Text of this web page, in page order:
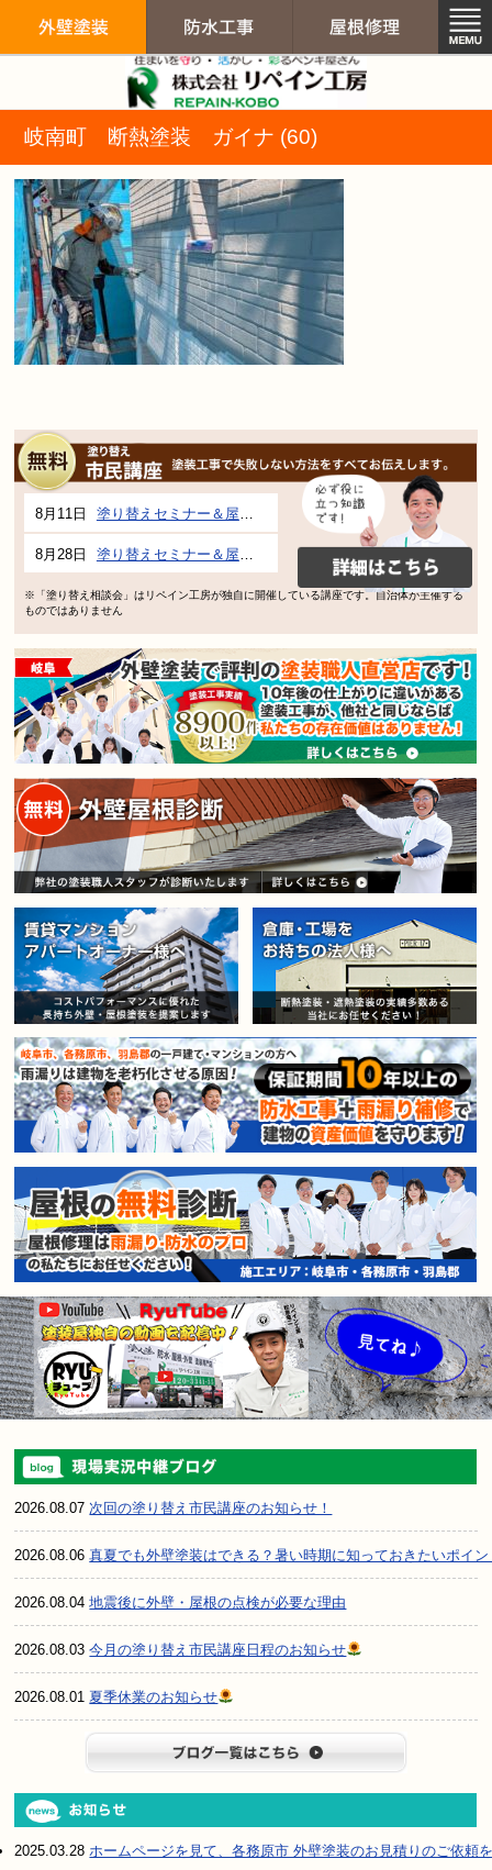
岐南町 断熱塗装 ガイナ (60)
8月11日 塗り替えセミナー＆屋根、外壁の塗り替え市民講座 inぎふメディアコスモス
8月28日 塗り替えセミナー＆屋根、外壁の塗り替え市民講座 inぎふメディアコスモス
※「塗り替え相談会」はリペイン工房が独自に開催している講座です。自治体が主催する
ものではありません
賃貸マンション・アパートオー
2026.08.07次回の塗り替え市民講座のお知らせ！
2026.08.06真夏でも外壁塗装はできる？暑い時期に知っておきたいポイン
2026.08.04地震後に外壁・屋根の点検が必要な理由
2026.08.03今月の塗り替え市民講座日程のお知らせ
2026.08.01 夏季休業のお知らせ
2025.03.28ホームページを見て、各務原市 外壁塗装のお見積りのご依頼